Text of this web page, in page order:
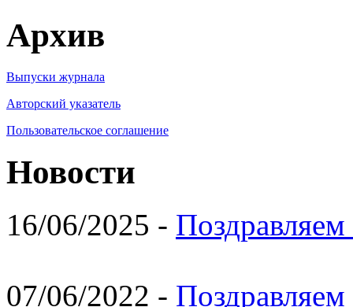
Архив
Выпуски журнала
Авторский указатель
Пользовательское соглашение
Новости
16/06/2025 -
07/06/2022 -